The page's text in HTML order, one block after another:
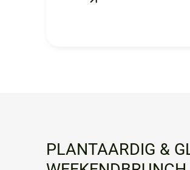
PLANTAARDIG &